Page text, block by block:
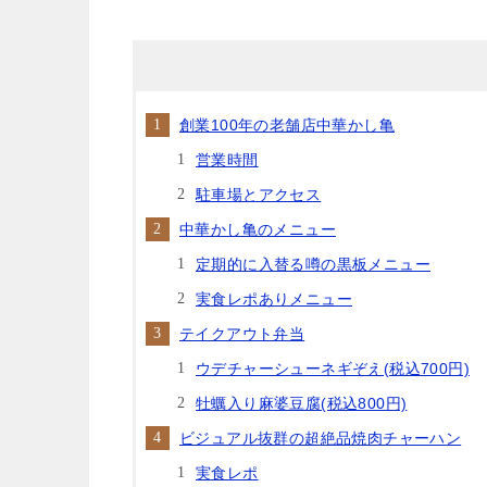
創業100年の老舗店中華かし亀
営業時間
駐車場とアクセス
中華かし亀のメニュー
定期的に入替る噂の黒板メニュー
実食レポありメニュー
テイクアウト弁当
ウデチャーシューネギぞえ(税込700円)
牡蠣入り麻婆豆腐(税込800円)
ビジュアル抜群の超絶品焼肉チャーハン
実食レポ